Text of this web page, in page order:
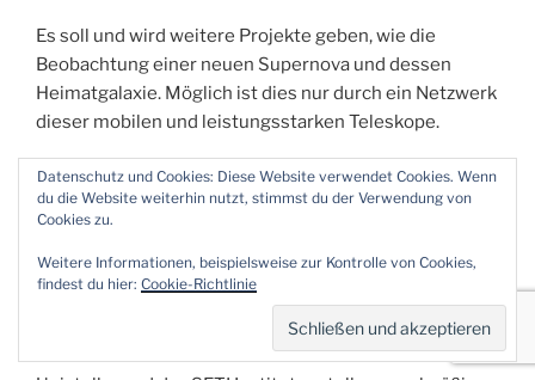
Es soll und wird weitere Projekte geben, wie die
Beobachtung einer neuen Supernova und dessen
Heimatgalaxie. Möglich ist dies nur durch ein Netzwerk
dieser mobilen und leistungsstarken Teleskope.
CS, Mathias
VERÖFFENTLICHT
AM
12. APRIL 2020
Komet Atlas- globale Beobachtungs-
Datenschutz und Cookies: Diese Website verwendet Cookies. Wenn
du die Website weiterhin nutzt, stimmst du der Verwendung von
Cookies zu.
Weitere Informationen, beispielsweise zur Kontrolle von Cookies,
findest du hier: Cookie-Richtlinie